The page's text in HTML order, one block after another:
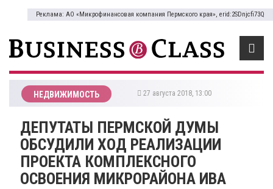
Реклама: АО «Микрофинансовая компания Пермского края», erid:2SDnjcfi73Q
НЕДВИЖИМОСТЬ 27 августа 2018, 13:00
ДЕПУТАТЫ ПЕРМСКОЙ ДУМЫ
ОБСУДИЛИ ХОД РЕАЛИЗАЦИИ
ПРОЕКТА КОМПЛЕКСНОГО
ОСВОЕНИЯ МИКРОРАЙОНА ИВА